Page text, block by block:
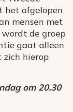
het afgelopen
mensen met
wordt de groep
gaat alleen
zich hierop
om 20.30